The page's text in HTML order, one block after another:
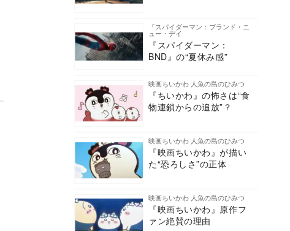
『スパイダーマン：ブランド・ニ
ュー・デイ
『スパイダーマン：
BND』の“夏休み感”
映画ちいかわ 人魚の島のひみつ
『ちいかわ』の怖さは“食
物連鎖からの追放”？
映画ちいかわ 人魚の島のひみつ
『映画ちいかわ』が描い
た“恐ろしさ”の正体
映画ちいかわ 人魚の島のひみつ
『映画ちいかわ』原作フ
ァン絶賛の理由